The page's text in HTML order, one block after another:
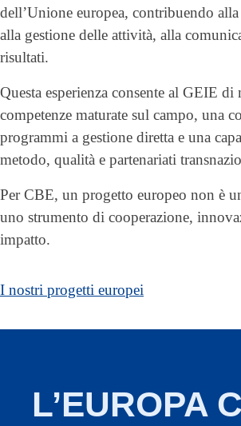
dell’Unione europea, contribuendo
alla gestione delle attività, alla
risultati.
Questa esperienza consente al GEIE di
competenze maturate sul campo, una
programmi a gestione diretta e una
metodo, qualità e partenariati
Per CBE, un progetto europeo non è
uno strumento di cooperazione,
impatto.
I nostri progetti europei
L’EUROPA